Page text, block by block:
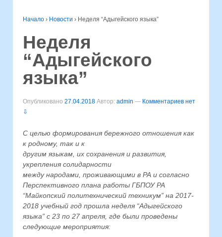
Начало › Новости › Неделя “Адыгейского языка”
Неделя
“Адыгейского
языка”
Опубликовано 27.04.2018 Автор: admin — Комментариев нет
⇩
С целью формирования бережного отношения как
к родному, так и к
другим языкам, их сохранения и развития,
укрепления солидарности
между народами, проживающими в РА и согласно
Перспективного плана работы ГБПОУ РА
“Майкопский политехнический техникум” на 2017-
2018 учебный год прошла неделя “Адыгейского
языка” с 23 по 27 апреля, где были проведены
следующие мероприятия: